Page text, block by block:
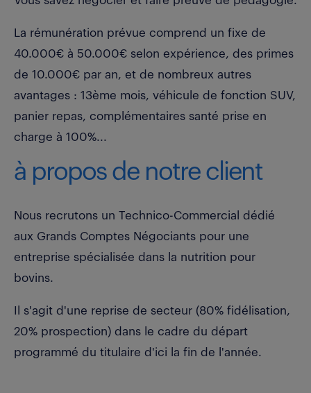
La rémunération prévue comprend un fixe de
40.000€ à 50.000€ selon expérience, des primes
de 10.000€ par an, et de nombreux autres
avantages : 13ème mois, véhicule de fonction SUV,
panier repas, complémentaires santé prise en
charge à 100%...
à propos de notre client
Nous recrutons un Technico-Commercial dédié
aux Grands Comptes Négociants pour une
entreprise spécialisée dans la nutrition pour
bovins.
Il s'agit d'une reprise de secteur (80% fidélisation,
20% prospection) dans le cadre du départ
programmé du titulaire d'ici la fin de l'année.